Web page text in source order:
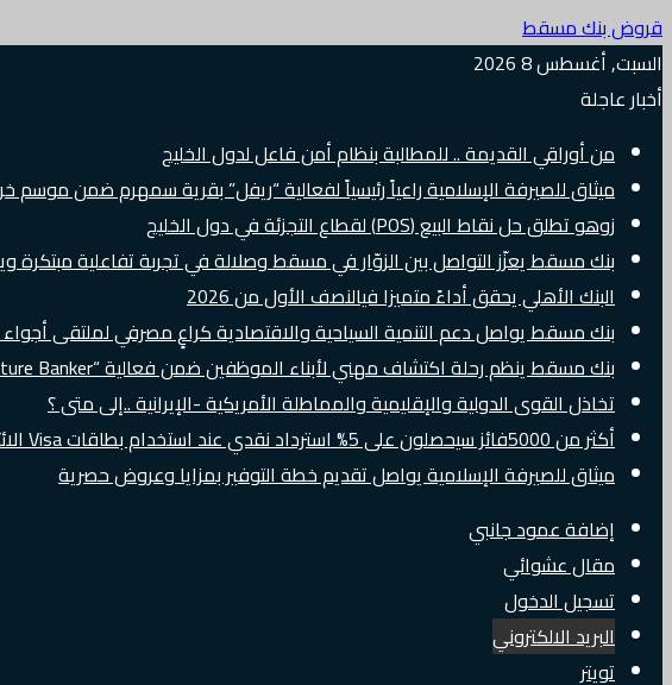
قروض بنك مسقط
السبت, أغسطس 8 2026
أخبار عاجلة
من أوراقي القديمة .. للمطالبة بنظام أمن فاعل لدول الخليج
ميثاق للصيرفة الإسلامية راعياً رئيسياً لفعالية “ريفل” بقرية سمهرم ضمن موسم
زوهو تطلق حل نقاط البيع (POS) لقطاع التجزئة في دول الخليج
بنك مسقط يعزّز التواصل بين الزوّار في مسقط وصلالة في تجربة تفاعلية
البنك الأهلي يحقق أداءً متميزا فيالنصف الأول من 2026
بنك مسقط يواصل دعم التنمية السياحية والاقتصادية كراعٍ مصرفي لملتقى أجواء
بنك مسقط ينظم رحلة اكتشاف مهني لأبناء الموظفين ضمن فعالية “Future Banker”
تخاذل القوى الدولية والإقليمية والمماطلة الأمريكية -الإيرانية ..إلى متى ؟
أكثر من 5000فائز سيحصلون على 5% استرداد نقدي عند استخدام بطاقات Visa الائتمانية دوليًا
ميثاق للصيرفة الإسلامية يواصل تقديم خطة التوفير بمزايا وعروض حصرية
إضافة عمود جانبي
مقال عشوائي
تسجيل الدخول
البريد الالكتروني
تويتر